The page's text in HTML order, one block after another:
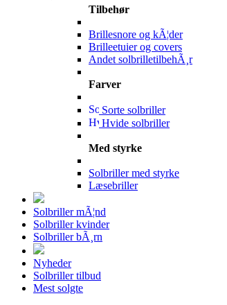
Tilbehør
Brillesnore og kÃ¦der
Brilleetuier og covers
Andet solbrilletilbehÃ¸r
Farver
Sorte solbriller
Hvide solbriller
Med styrke
Solbriller med styrke
Læsebriller
Solbriller mÃ¦nd
Solbriller kvinder
Solbriller bÃ¸rn
Nyheder
Solbriller tilbud
Mest solgte